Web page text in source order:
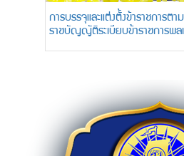
การบรรจุและแต่งตั้งข้าราชการต
ราชบัญญัติระเบียบข้าราชการพ